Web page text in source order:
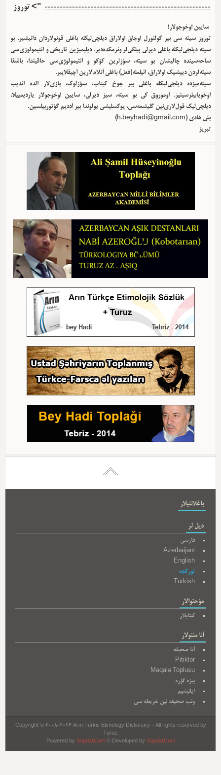
"> توروز
سایین اوخوجولار!
توروز سیته سی بیر کولتورل اوجاق اولا‌راق دیلچی‌لیکله باغلی قونولاردان دانیشیر. بو
سیته دیلچی‌لیکله باغلی دیرلی بیلگی‌لر وئرمکده‌دیر. دیلیمیزین تاریخی و ائتیمولوژی‌سی
ساحه‌سینده چالیشان بو سیته، سؤزلرین کؤکو و ائتیمولوژی‌سی حاقیندا، باشقا
سیته‌لردن دییشیک اولا‌راق، ائیلمله(فعل) باغلی آنلام‌لارین آچیقلاییر.
سیته‌میزده دیلچی‌لیکله باغلی بیر چوخ کیتاب، سؤزلوک، یازی‌لار الده ائدیب
اوخویابیلرسینیز. اوموروق کی بو سیته، سیز دیرلی، سایین اوخوجولار یاردیمییلا،
دیلچی‌لیک قول‌لاری‌نین گلیشمه‌سی، یوکسلیشی یولوندا بیر آددیم گؤتوربیلسین.
بئی هادی (h.beyhadi@gmail.com
)
تبریز
باغلانتیلار
دیل لر
فارسی
Azerbaijani
English
تورکجه
Turkish
مؤحتوالار
کیتابلار
آنا مئنولار
آنا صحیفه
Pitiklər
Məqalə Toplusu
بیزه گؤره
ایلتیشیم
وئب صحیفه نین خریطه سی
Copyright © 2008-2026 Arın Turkic Etimology Dictionary - All rights reserved by
Turuz.
Powered by Sapdal.Com© Developed by Sapdal.Com